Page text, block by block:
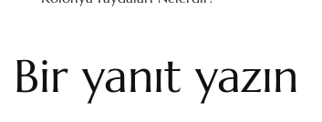
Bir yanıt yazın